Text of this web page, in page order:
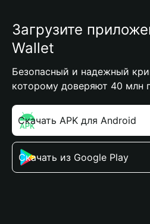
Загрузите
Wallet
Безопасный и надежный
которому доверяют 40 млн
Скачать APK для Android
Скачать из Google Play